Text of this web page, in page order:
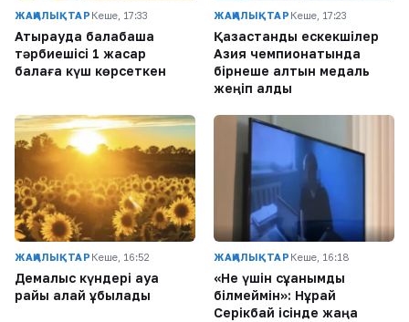
ЖАҢАЛЫҚТАР Кеше, 17:33
Атырауда балабақша
тәрбиешісі 1 жасар
балаға күш көрсеткен
ЖАҢАЛЫҚТАР Кеше, 17:23
Қазақстандық ескекшілер
Азия чемпионатында
бірнеше алтын медаль
жеңіп алды
ЖАҢАЛЫҚТАР Кеше, 16:52
Демалыс күндері ауа
райы қалай құбылады
ЖАҢАЛЫҚТАР Кеше, 16:18
«Не үшін сұққанымды
білмеймін»: Нұрай
Серікбай ісінде жаңа